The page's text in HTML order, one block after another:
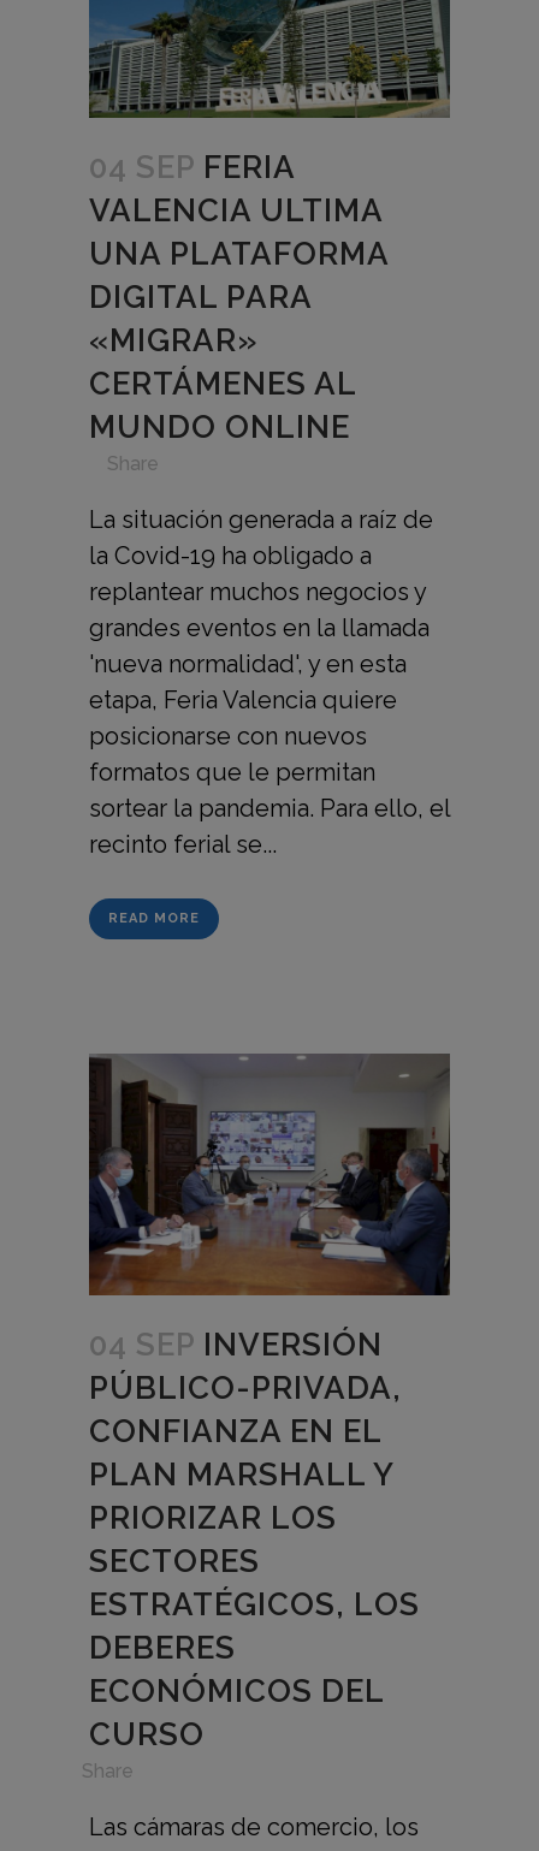
04 SEP FERIA
VALENCIA ULTIMA
UNA PLATAFORMA
DIGITAL PARA
«MIGRAR»
CERTÁMENES AL
MUNDO ONLINE
Share
La situación generada a raíz de
la Covid-19 ha obligado a
replantear muchos negocios y
grandes eventos en la llamada
'nueva normalidad', y en esta
etapa, Feria Valencia quiere
posicionarse con nuevos
formatos que le permitan
sortear la pandemia. Para ello, el
recinto ferial se...
READ MORE
04 SEP INVERSIÓN
PÚBLICO-PRIVADA,
CONFIANZA EN EL
PLAN MARSHALL Y
PRIORIZAR LOS
SECTORES
ESTRATÉGICOS, LOS
DEBERES
ECONÓMICOS DEL
CURSO
Share
Las cámaras de comercio, los